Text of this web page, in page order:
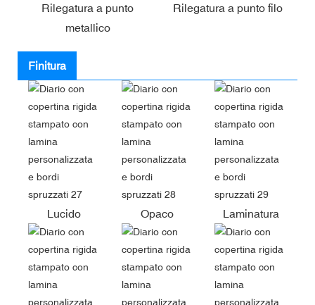
Rilegatura a punto
metallico
Rilegatura a punto filo
Finitura
Lucido Opaco Laminatura